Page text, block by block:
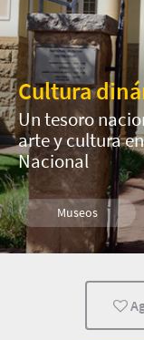
Cultura
Un tesoro
arte y cultura
Nacional
Museos
Personas